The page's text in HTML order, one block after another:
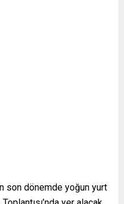
son dönemde yoğun yurt